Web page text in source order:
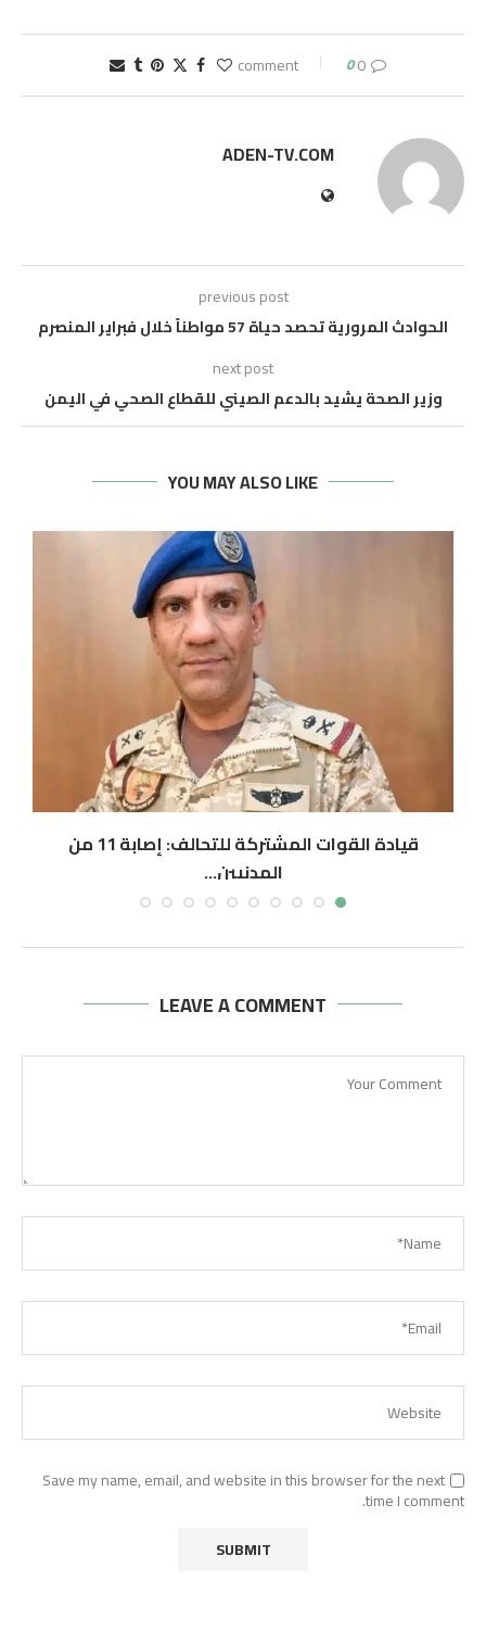
0 comment
0
ADEN-TV.COM
previous post
الحوادث المرورية تحصد حياة 57 مواطناً خلال فبراير المنصرم
next post
وزير الصحة يشيد بالدعم الصيني للقطاع الصحي في اليمن
YOU MAY ALSO LIKE
قيادة القوات المشتركة للتحالف: إصابة 11 من
المدنيين...
أغسطس 6, 2026
LEAVE A COMMENT
Save my name, email, and website in this browser for the next
time I comment.